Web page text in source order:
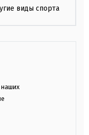
виды спорта
наших